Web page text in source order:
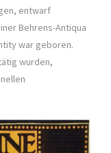
entwarf
Behrens-Antiqua
war geboren.
wurden,